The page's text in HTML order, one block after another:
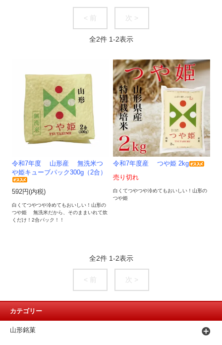
< 前 次 >
全2件 1-2表示
令和7年度 山形産 無洗米つ
や姫キューブパック300g（2合）
592円(内税)
白くてつやつや冷めてもおいしい！山形の
つや姫 無洗米だから、そのままいれて炊
くだけ！2合パック！！
令和7年度産 つや姫 2kg
売り切れ
白くてつやつや冷めてもおいしい！山形の
つや姫
全2件 1-2表示
< 前 次 >
カテゴリー
山形銘菓